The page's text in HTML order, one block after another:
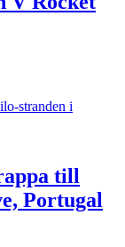
till
Portugal